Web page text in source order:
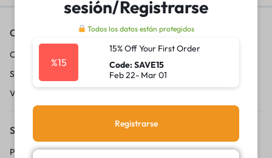
Contáctanos
Conviértete en vendedor
Sobre nosotros
Vende con 20lukas
Servicio al Cliente
Politica de privacidad
sesión/Registrarse
Todos los datos están protegidos
%15
15% Off Your First Order
Code: SAVE15
Feb 22- Mar 01
Registrarse